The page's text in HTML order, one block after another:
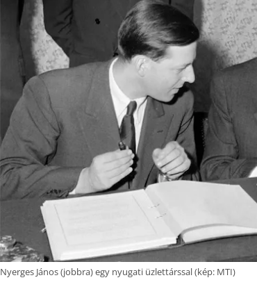
Nyerges János (jobbra) egy nyugati üzlettárssal (kép: MTI)